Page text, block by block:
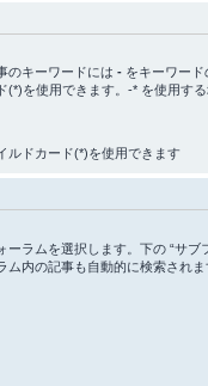
のキーワードには - をキーワー
(*)を使用できます。-* を使用す
ルドカード(*)を使用できます
ーラムを選択します。下の “サブ
ム内の記事も自動的に検索されま